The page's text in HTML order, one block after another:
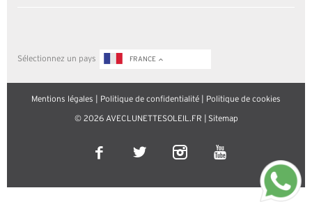
Sélectionnez un pays FRANCE
Mentions légales Politique de confidentialité Politique de cookies
© 2026 AVECLUNETTESOLEIL.FR | Sitemap